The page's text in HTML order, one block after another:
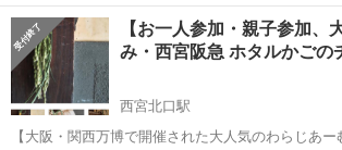
ッキリしない・・・ それ、季節の変わり目のサイ
そ、新しい自分に出会うチャンス❣ 深い呼吸で、自分だけに集中する
時間を持ち...
兵庫 西宮市 西宮駅 ワークショップ
イルチブレインヨガ
【お一人参加・親子参加、
み・西宮阪急 ホタルかご
西宮北口駅
【大阪・関西万博で開催された大人気のわらじあー